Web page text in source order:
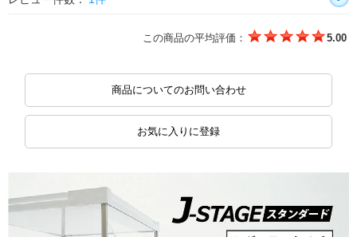
この商品の平均評価： 5.00
商品についてのお問い合わせ
お気に入りに登録